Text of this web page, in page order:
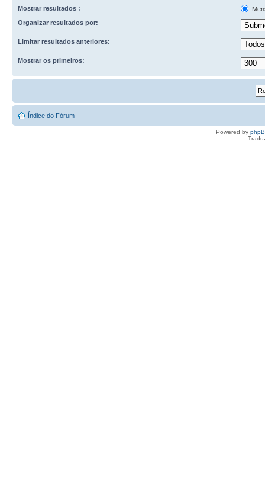
Mostrar resultados :
Organizar resultados por:
Limitar resultados anteriores:
Mostrar os primeiros:
Índice do Fórum
Powered by